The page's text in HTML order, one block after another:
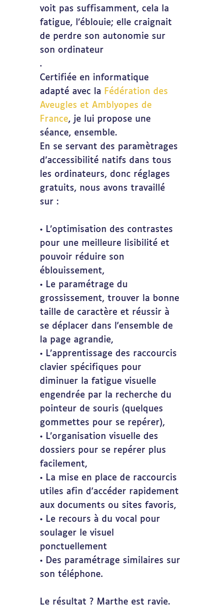
voit pas suffisamment, cela la
fatigue, l’éblouie; elle craignait
de perdre son autonomie sur
son ordinateur
.
Certifiée en informatique
adapté avec la Fédération des
Aveugles et Amblyopes de
France, je lui propose une
séance, ensemble.
En se servant des paramètrages
d’accessibilité natifs dans tous
les ordinateurs, donc réglages
gratuits, nous avons travaillé
sur :
• L’optimisation des contrastes
pour une meilleure lisibilité et
pouvoir réduire son
éblouissement,
• ​Le paramétrage du
grossissement, trouver la bonne
taille de caractère et réussir à
se déplacer dans l’ensemble de
la page agrandie,
• ​L’apprentissage des raccourcis
clavier spécifiques pour
diminuer la fatigue visuelle
engendrée par la recherche du
pointeur de souris (quelques
gommettes pour se repérer),
• ​L’organisation visuelle des
dossiers pour se repérer plus
facilement,
• La mise en place de raccourcis
utiles afin d’accéder rapidement
aux documents ou sites favoris,
• Le recours à du vocal pour
soulager le visuel
ponctuellement
• Des paramétrage similaires sur
son téléphone.
​Le résultat ? Marthe est ravie.